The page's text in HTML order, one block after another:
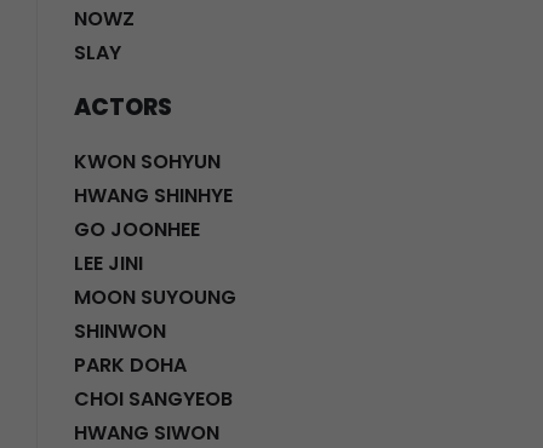
NOWZ
SLAY
ACTORS
KWON SOHYUN
HWANG SHINHYE
GO JOONHEE
LEE JINI
MOON SUYOUNG
SHINWON
PARK DOHA
CHOI SANGYEOB
HWANG SIWON